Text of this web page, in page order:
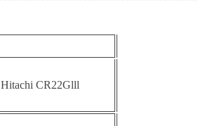
Hitachi CR22Glll